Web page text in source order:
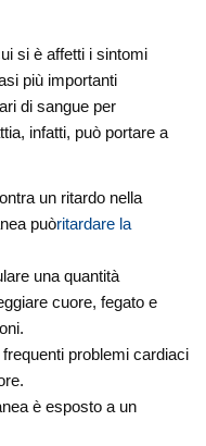
si è affetti i sintomi
più importanti
di sangue per
infatti, può portare a
un ritardo nella
puòritardare la
una quantità
cuore, fegato e
problemi cardiaci
è esposto a un